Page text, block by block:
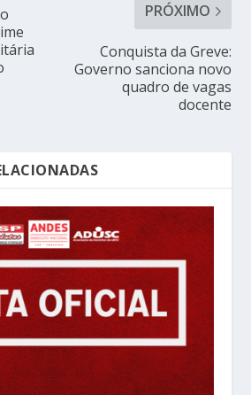
PRÓXIMO
Conquista da Greve:
Governo sanciona novo
quadro de vagas
docente